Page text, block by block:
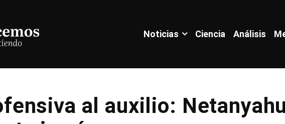
Noticias Ciencia Análisis
al auxilio: